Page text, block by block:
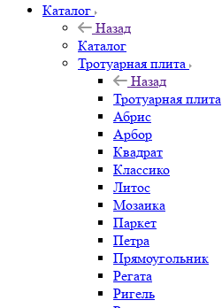
Каталог
Назад
Каталог
Тротуарная плита
Назад
Тротуарная плита
Абрис
Арбор
Квадрат
Классико
Литос
Мозаика
Паркет
Петра
Прямоугольник
Регата
Ригель